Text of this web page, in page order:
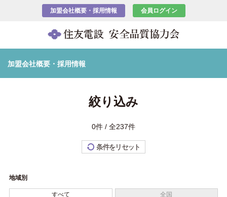
加盟会社概要・採用情報 会員ログイン
加盟会社概要・採用情報
絞り込み
0件 / 全237件
条件をリセット
地域別
すべて 全国